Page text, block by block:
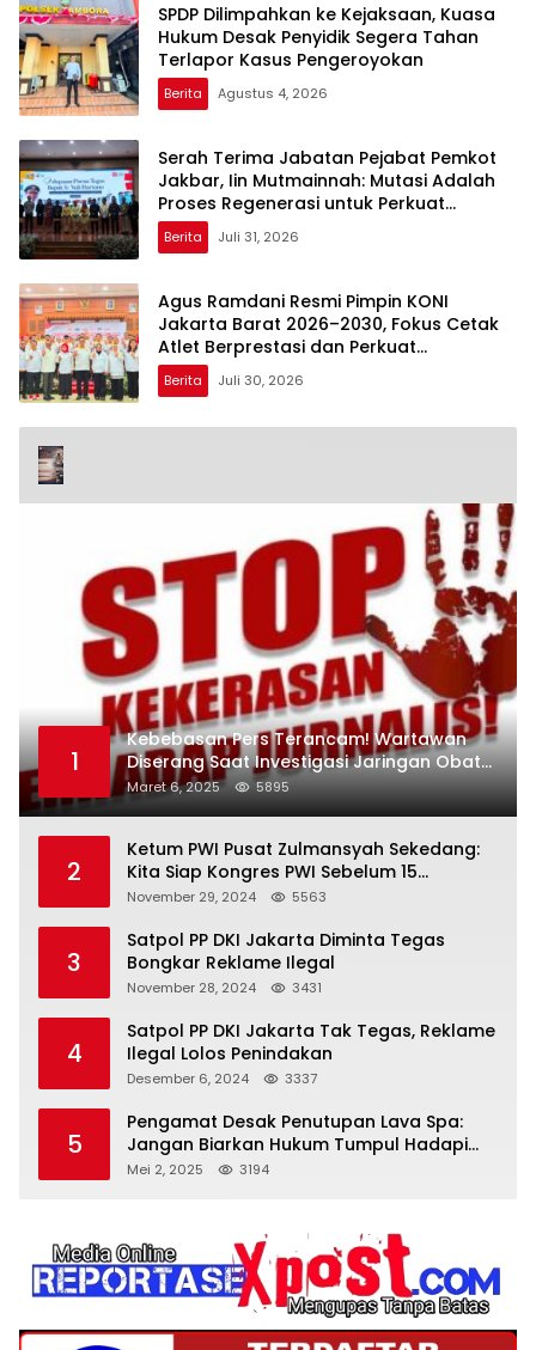
SPDP Dilimpahkan ke Kejaksaan, Kuasa
Hukum Desak Penyidik Segera Tahan
Terlapor Kasus Pengeroyokan
Berita Agustus 4, 2026
Serah Terima Jabatan Pejabat Pemkot
Jakbar, Iin Mutmainnah: Mutasi Adalah
Proses Regenerasi untuk Perkuat
Pelayanan Publik
Berita Juli 31, 2026
Agus Ramdani Resmi Pimpin KONI
Jakarta Barat 2026–2030, Fokus Cetak
Atlet Berprestasi dan Perkuat
Pembinaan
Berita Juli 30, 2026
1
Kebebasan Pers Terancam! Wartawan
Diserang Saat Investigasi Jaringan Obat
Terlarang
Maret 6, 2025 5895
2
Ketum PWI Pusat Zulmansyah Sekedang:
Kita Siap Kongres PWI Sebelum 15
Desember 2024
November 29, 2024 5563
3
Satpol PP DKI Jakarta Diminta Tegas
Bongkar Reklame Ilegal
November 28, 2024 3431
4
Satpol PP DKI Jakarta Tak Tegas, Reklame
Ilegal Lolos Penindakan
Desember 6, 2024 3337
5
Pengamat Desak Penutupan Lava Spa:
Jangan Biarkan Hukum Tumpul Hadapi
‘Spa Berkedok
Mei 2, 2025 3194